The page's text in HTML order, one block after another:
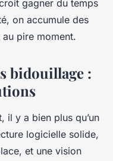
gagner du temps
on accumule des
pire moment.
bidouillage :
il y a bien plus qu’un
logicielle solide,
et une vision